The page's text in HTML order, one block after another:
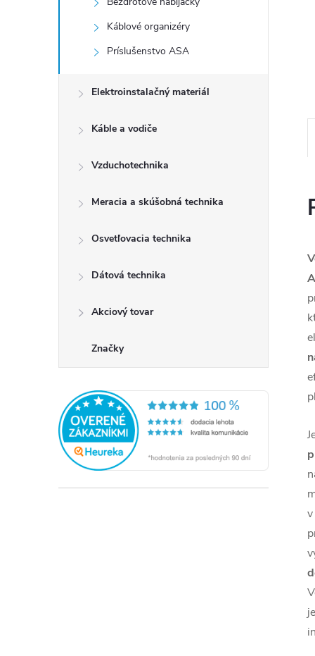
Káblové organizéry
Príslušenstvo ASA
Elektroinstalačný materiál
Káble a vodiče
Vzduchotechnika
Meracia a skúšobná technika
Osvetľovacia technika
Dátová technika
Akciový tovar
Značky